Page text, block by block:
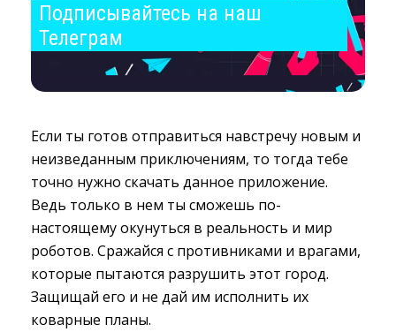
Подписывайтесь на наш
Телеграм
Если ты готов отправиться навстречу новым и
неизведанным приключениям, то тогда тебе
точно нужно скачать данное приложение.
Ведь только в нем ты сможешь по-
настоящему окунуться в реальность и мир
роботов. Сражайся с противниками и врагами,
которые пытаются разрушить этот город.
Защищай его и не дай им исполнить их
коварные планы.